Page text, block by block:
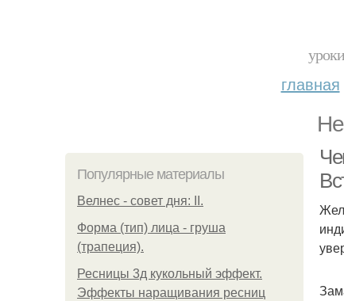
главная
Популярные материалы
Велнес - совет дня: II.
Форма (тип) лица - груша
(трапеция).
Ресницы 3д кукольный эффект.
Эффекты наращивания ресниц